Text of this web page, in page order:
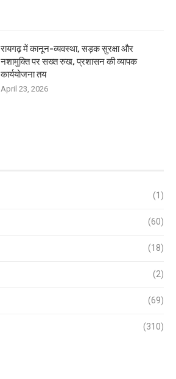
रायगढ़ में कानून-व्यवस्था, सड़क सुरक्षा और
नशामुक्ति पर सख्त रुख, प्रशासन की व्यापक
कार्ययोजना तय
April 23, 2026
(1)
(60)
(18)
(2)
(69)
(310)